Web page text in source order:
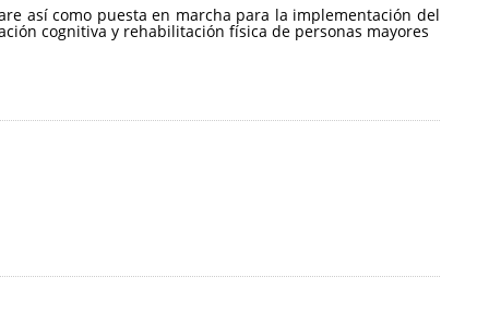
así como puesta en marcha para la implementación del
cognitiva y rehabilitación física de personas mayores